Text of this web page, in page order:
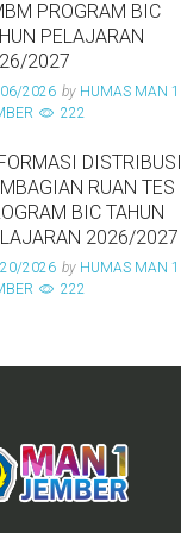
PROGRAM BIC
PELAJARAN
2027
2026 by HUMAS MAN 1
222
DISTRIBUSI
RUAN TES
BIC TAHUN
2026/2027
2026 by HUMAS MAN 1
222